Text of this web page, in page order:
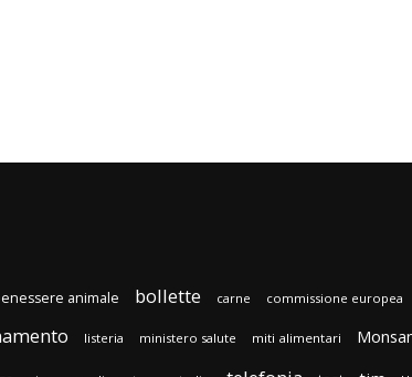
animale bollette carne commissione europea
listeria ministero salute miti alimentari